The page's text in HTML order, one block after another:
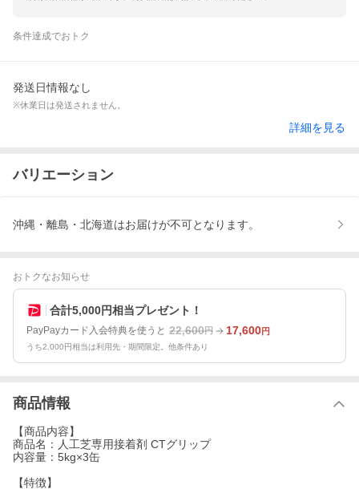
条件達成でおトク
発送日情報なし
※休業日は発送されません。
詳細を見る
バリエーション
沖縄・離島・北海道はお届けが不可となります。
おトクなお知らせ
合計5,000円相当プレゼント！
PayPayカード入会特典を使うと 22,600円 17,600円
うち2,000円相当は利用先・期間限定。他条件あり
商品情報
【商品内容】
商品名：人工芝専用接着剤 CTグリップ
内容量：5kg×3缶
【特徴】